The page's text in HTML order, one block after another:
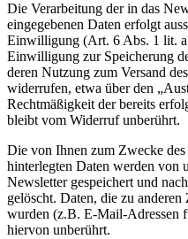
Die Verarbeitung der in das
eingegebenen Daten erfolgt
Einwilligung (Art. 6 Abs. 1 lit.
Einwilligung zur Speicherung
deren Nutzung zum Versand
widerrufen, etwa über den
Rechtmäßigkeit der bereits
bleibt vom Widerruf unberührt.
Die von Ihnen zum Zwecke
hinterlegten Daten werden von
Newsletter gespeichert und
gelöscht. Daten, die zu
wurden (z.B. E-Mail-Adressen
hiervon unberührt.